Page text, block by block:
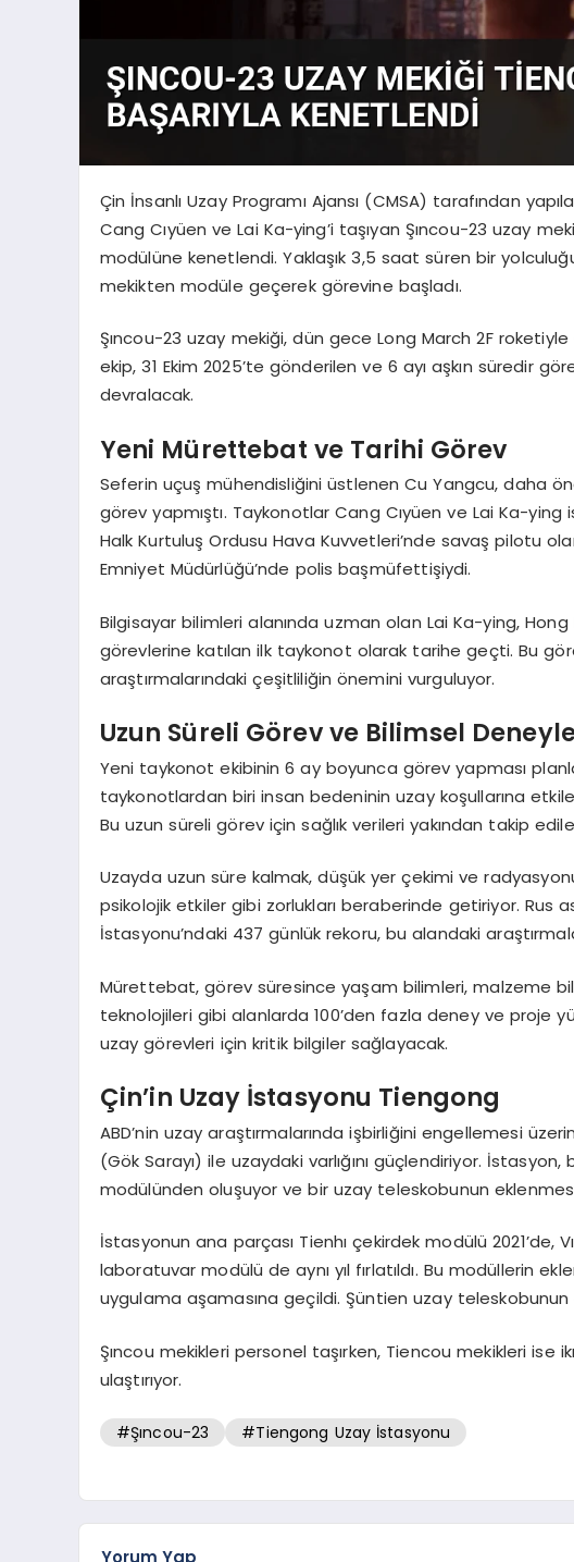
Çin İnsanlı Uzay Programı Ajansı (CMSA) tarafından
Cang Cıyüen ve Lai Ka-ying’i taşıyan Şıncou-23 uzay
modülüne kenetlendi. Yaklaşık 3,5 saat süren bir
mekikten modüle geçerek görevine başladı.
Şıncou-23 uzay mekiği, dün gece Long March 2F roketiyle
ekip, 31 Ekim 2025’te gönderilen ve 6 ayı aşkın süredir
devralacak.
Yeni Mürettebat ve Tarihi Görev
Seferin uçuş mühendisliğini üstlenen Cu Yangcu, daha
görev yapmıştı. Taykonotlar Cang Cıyüen ve Lai Ka-ying
Halk Kurtuluş Ordusu Hava Kuvvetleri’nde savaş pilotu
Emniyet Müdürlüğü’nde polis başmüfettişiydi.
Bilgisayar bilimleri alanında uzman olan Lai Ka-ying,
görevlerine katılan ilk taykonot olarak tarihe geçti. Bu
araştırmalarındaki çeşitliliğin önemini vurguluyor.
Uzun Süreli Görev ve Bilimsel
Yeni taykonot ekibinin 6 ay boyunca görev yapması
taykonotlardan biri insan bedeninin uzay koşullarına
Bu uzun süreli görev için sağlık verileri yakından takip
Uzayda uzun süre kalmak, düşük yer çekimi ve
psikolojik etkiler gibi zorlukları beraberinde getiriyor. Rus
İstasyonu’ndaki 437 günlük rekoru, bu alandaki
Mürettebat, görev süresince yaşam bilimleri, malzeme
teknolojileri gibi alanlarda 100’den fazla deney ve proje
uzay görevleri için kritik bilgiler sağlayacak.
Çin’in Uzay İstasyonu Tiengong
ABD’nin uzay araştırmalarında işbirliğini engellemesi
(Gök Sarayı) ile uzaydaki varlığını güçlendiriyor.
modülünden oluşuyor ve bir uzay teleskobunun
İstasyonun ana parçası Tienhı çekirdek modülü 2021’de,
laboratuvar modülü de aynı yıl fırlatıldı. Bu modüllerin
uygulama aşamasına geçildi. Şüntien uzay
Şıncou mekikleri personel taşırken, Tiencou mekikleri
ulaştırıyor.
#Şıncou-23 #Tiengong Uzay İstasyonu
Yorum Yap